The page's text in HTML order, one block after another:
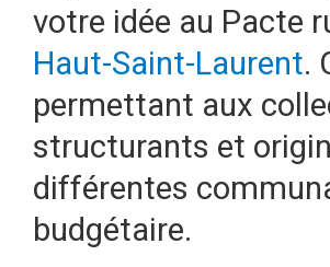
votre idée au Pacte
Haut-Saint-Laurent.
permettant aux
structurants et
différentes
budgétaire.